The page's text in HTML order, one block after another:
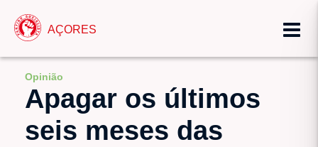
AÇORES
Opinião
Apagar os últimos
seis meses das